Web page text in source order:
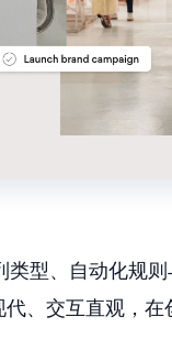
型、自动化规
、交互直观，在